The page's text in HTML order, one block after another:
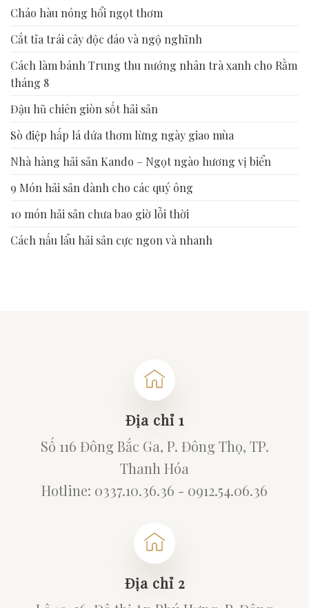
Cháo hàu nóng hổi ngọt thơm
Cắt tỉa trái cây độc đáo và ngộ nghĩnh
Cách làm bánh Trung thu nướng nhân trà xanh cho Rằm
tháng 8
Đậu hũ chiên giòn sốt hải sản
Sò điệp hấp lá dứa thơm lừng ngày giao mùa
Nhà hàng hải sản Kando – Ngọt ngào hương vị biển
9 Món hải sản dành cho các quý ông
10 món hải sản chưa bao giờ lỗi thời
Cách nấu lẩu hải sản cực ngon và nhanh
Địa chỉ 1
Số 116 Đông Bắc Ga, P. Đông Thọ, TP.
Thanh Hóa
Hotline: 0337.10.36.36 - 0912.54.06.36
Địa chỉ 2